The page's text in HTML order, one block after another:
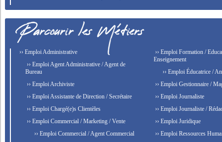
›› Emploi Administrative
›› Emploi Agent Administrative / Agent de
Bureau
›› Emploi Archiviste
›› Emploi Assistante de Direction / Secrétaire
›› Emploi Chargé(e)s Clientèles
›› Emploi Commercial / Marketing / Vente
›› Emploi Commercial / Agent Commercial
›› Emploi Formation /
Enseignement
›› Emploi Éducatrice /
›› Emploi Gestionnaire /
›› Emploi Journaliste
›› Emploi Journaliste /
›› Emploi Juridique
›› Emploi Ressources